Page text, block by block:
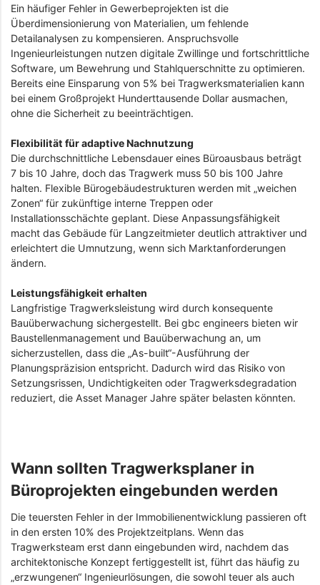
Ein häufiger Fehler in Gewerbeprojekten ist die
Überdimensionierung von Materialien, um fehlende
Detailanalysen zu kompensieren. Anspruchsvolle
Ingenieurleistungen nutzen digitale Zwillinge und fortschrittliche
Software, um Bewehrung und Stahlquerschnitte zu optimieren.
Bereits eine Einsparung von 5% bei Tragwerksmaterialien kann
bei einem Großprojekt Hunderttausende Dollar ausmachen,
ohne die Sicherheit zu beeinträchtigen.
Flexibilität für adaptive Nachnutzung
Die durchschnittliche Lebensdauer eines Büroausbaus beträgt
7 bis 10 Jahre, doch das Tragwerk muss 50 bis 100 Jahre
halten. Flexible Bürogebäudestrukturen werden mit „weichen
Zonen“ für zukünftige interne Treppen oder
Installationsschächte geplant. Diese Anpassungsfähigkeit
macht das Gebäude für Langzeitmieter deutlich attraktiver und
erleichtert die Umnutzung, wenn sich Marktanforderungen
ändern.
Leistungsfähigkeit erhalten
Langfristige Tragwerksleistung wird durch konsequente
Bauüberwachung sichergestellt. Bei gbc engineers bieten wir
Baustellenmanagement und Bauüberwachung an, um
sicherzustellen, dass die „As-built“-Ausführung der
Planungspräzision entspricht. Dadurch wird das Risiko von
Setzungsrissen, Undichtigkeiten oder Tragwerksdegradation
reduziert, die Asset Manager Jahre später belasten könnten.
Wann sollten Tragwerksplaner in
Büroprojekten eingebunden werden
Die teuersten Fehler in der Immobilienentwicklung passieren oft
in den ersten 10% des Projektzeitplans. Wenn das
Tragwerksteam erst dann eingebunden wird, nachdem das
architektonische Konzept fertiggestellt ist, führt das häufig zu
„erzwungenen“ Ingenieurlösungen, die sowohl teuer als auch